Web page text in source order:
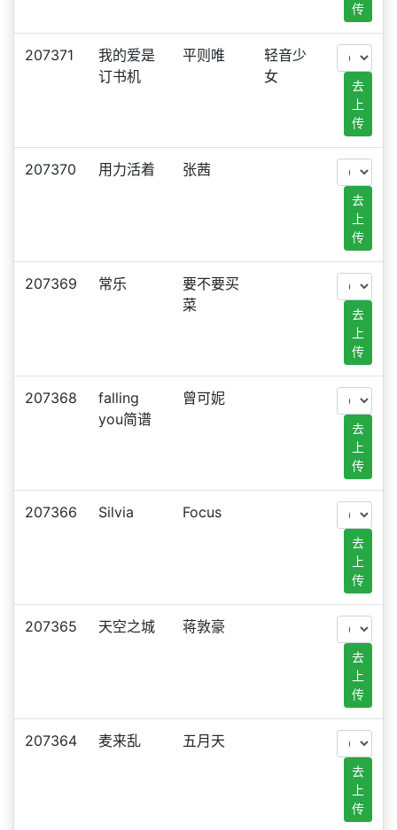
传
207371
我的爱是
订书机
平则唯
轻音少
女
去
上
传
207370 用力活着 张茜
去
上
传
207369 常乐
要不要买
菜
去
上
传
207368
falling
you简谱
曾可妮
去
上
传
207366 Silvia Focus
去
上
传
207365 天空之城 蒋敦豪
去
上
传
207364 麦来乱 五月天
去
上
传